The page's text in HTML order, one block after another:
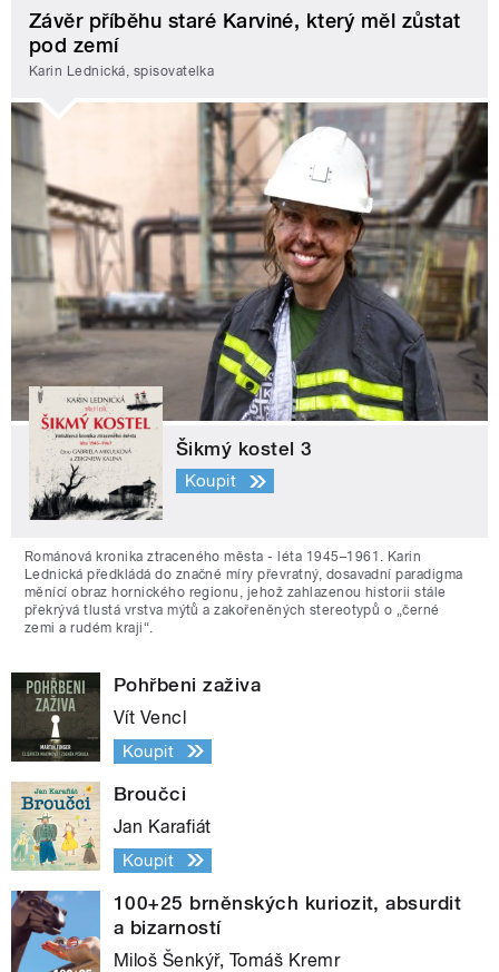
Závěr příběhu staré Karviné, který měl zůstat
pod zemí
Karin Lednická, spisovatelka
Šikmý kostel 3
Koupit
Románová kronika ztraceného města - léta 1945–1961. Karin
Lednická předkládá do značné míry převratný, dosavadní paradigma
měnící obraz hornického regionu, jehož zahlazenou historii stále
překrývá tlustá vrstva mýtů a zakořeněných stereotypů o „černé
zemi a rudém kraji“.
Pohřbeni zaživa
Vít Vencl
Koupit
Broučci
Jan Karafiát
Koupit
100+25 brněnských kuriozit, absurdit
a bizarností
Miloš Šenkýř, Tomáš Kremr